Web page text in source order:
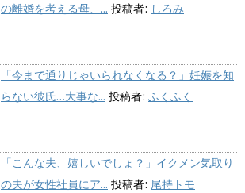
の離婚を考える母、... 投稿者: しろみ
「今まで通りじゃいられなくなる？」妊娠を知
らない彼氏…大事な... 投稿者: ふくふく
「こんな夫、嬉しいでしょ？」イクメン気取り
の夫が女性社員にア... 投稿者: 尾持トモ